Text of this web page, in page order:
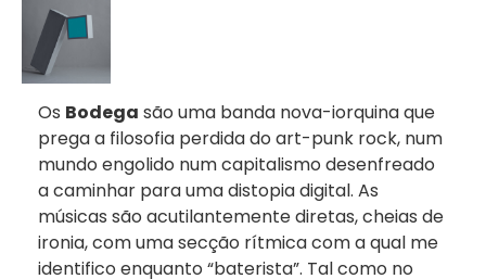
Os Bodega são uma banda nova-iorquina que
prega a filosofia perdida do art-punk rock, num
mundo engolido num capitalismo desenfreado
a caminhar para uma distopia digital. As
músicas são acutilantemente diretas, cheias de
ironia, com uma secção rítmica com a qual me
identifico enquanto “baterista”. Tal como no